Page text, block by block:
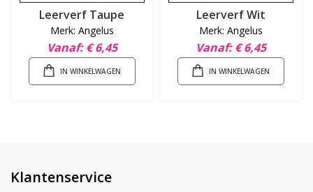
Leerverf Taupe
Merk: Angelus
Vanaf € 6,45
IN WINKELWAGEN
Leerverf Wit
Merk: Angelus
Vanaf € 6,45
IN WINKELWAGEN
Klantenservice